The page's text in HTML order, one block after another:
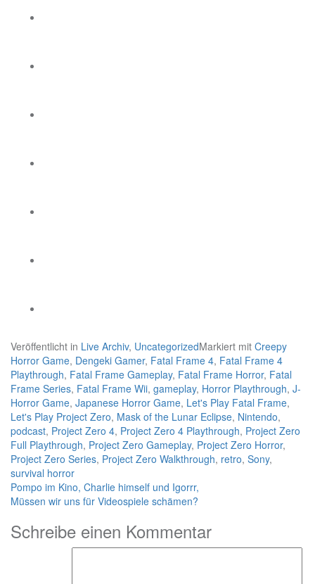
Veröffentlicht in Live Archiv, UncategorizedMarkiert mit Creepy
Horror Game, Dengeki Gamer, Fatal Frame 4, Fatal Frame 4
Playthrough, Fatal Frame Gameplay, Fatal Frame Horror, Fatal
Frame Series, Fatal Frame Wii, gameplay, Horror Playthrough, J-
Horror Game, Japanese Horror Game, Let's Play Fatal Frame,
Let's Play Project Zero, Mask of the Lunar Eclipse, Nintendo,
podcast, Project Zero 4, Project Zero 4 Playthrough, Project Zero
Full Playthrough, Project Zero Gameplay, Project Zero Horror,
Project Zero Series, Project Zero Walkthrough, retro, Sony,
survival horror
Beitragsnavigation
Pompo im Kino, Charlie himself und Igorrr,
Müssen wir uns für Videospiele schämen?
Schreibe einen Kommentar